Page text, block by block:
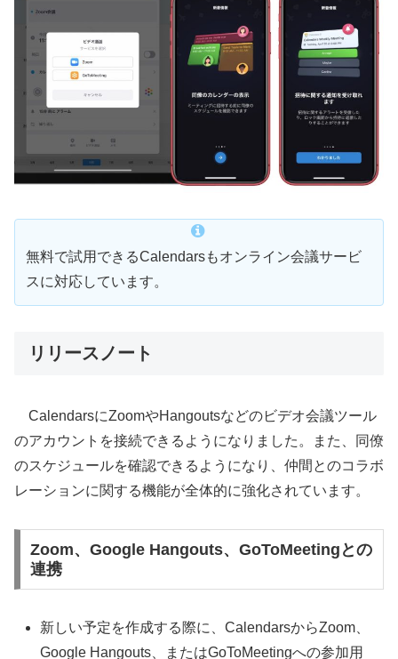
無料で試用できるCalendarsもオンライン会議サービ
スに対応しています。
リリースノート
CalendarsにZoomやHangoutsなどのビデオ会議ツール
のアカウントを接続できるようになりました。また、同僚
のスケジュールを確認できるようになり、仲間とのコラボ
レーションに関する機能が全体的に強化されています。
Zoom、Google Hangouts、GoToMeetingとの
連携
新しい予定を作成する際に、CalendarsからZoom、
Google Hangouts、またはGoToMeetingへの参加用